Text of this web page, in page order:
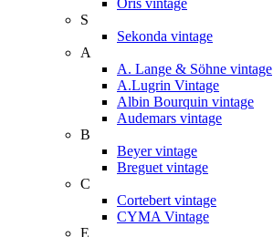
Oris vintage
S
Sekonda vintage
A
A. Lange & Söhne vintage
A.Lugrin Vintage
Albin Bourquin vintage
Audemars vintage
B
Beyer vintage
Breguet vintage
C
Cortebert vintage
CYMA Vintage
E